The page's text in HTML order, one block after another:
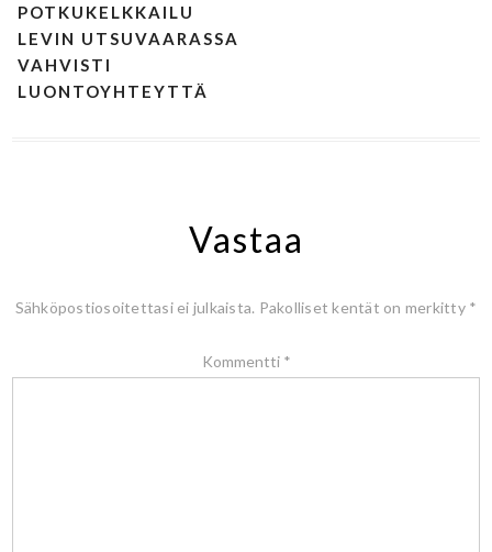
POTKUKELKKAILU
LEVIN UTSUVAARASSA
VAHVISTI
LUONTOYHTEYTTÄ
Vastaa
Sähköpostiosoitettasi ei julkaista. Pakolliset kentät on merkitty *
Kommentti *